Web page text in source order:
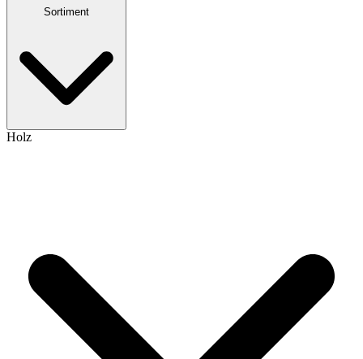
Sortiment
Holz